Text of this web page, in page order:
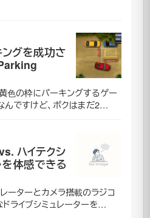
グを成功さ
色の枠にパーキングするゲー
んですけど、ボクはまだ2…
ハイテクシ
を体感できる
ーターとカメラ搭載のラジコ
ライブシミュレーターを…